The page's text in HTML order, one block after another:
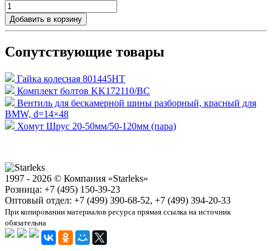
Добавить в корзину
Сопутствующие товары
Гайка колесная 801445HT
Комплект болтов KK172110/BC
Вентиль для бескамерной шины разборный, красный для
BMW, d=14×48
Хомут Шрус 20-50мм/50-120мм (пара)
1997 - 2026 © Компания «Starleks»
Розница: +7 (495) 150-39-23
Оптовый отдел: +7 (499) 390-68-52, +7 (499) 394-20-33
При копировании материалов ресурса прямая ссылка на источник
обязательна